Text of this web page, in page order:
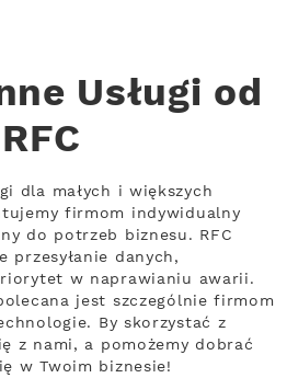
Usługi od
RFC
dla małych i większych
firmom indywidualny
do potrzeb biznesu. RFC
przesyłanie danych,
w naprawianiu awarii.
jest szczególnie firmom
By skorzystać z
z nami, a pomożemy dobrać
w Twoim biznesie!